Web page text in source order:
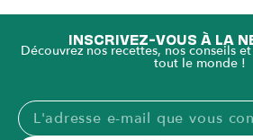
INSCRIVEZ-VOUS À LA
Découvrez nos recettes, nos conseils
tout le monde !